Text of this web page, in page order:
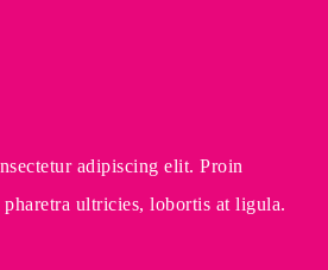
adipiscing elit. Proin
ultricies, lobortis at ligula.